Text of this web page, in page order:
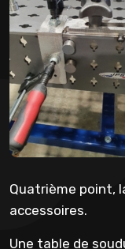
Quatrième point,
accessoires.
Une table de